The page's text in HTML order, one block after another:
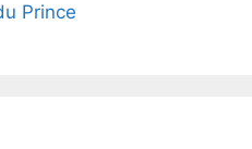
Prince